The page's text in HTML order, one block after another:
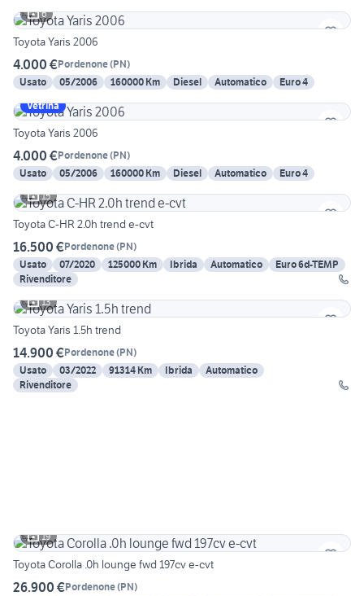
6
Toyota Yaris 2006
4.000 €Pordenone(PN)
Usato
05/2006 160000 Km Diesel Automatico
Euro 4
Vetrina
Toyota Yaris 2006
4.000 €Pordenone(PN)
Usato
05/2006 160000 Km Diesel Automatico
Euro 4
15
Toyota C-HR 2.0h trend e-cvt
16.500 €Pordenone(PN)
Usato
07/2020 125000 Km Ibrida Automatico
Euro 6d-TEMP
Rivenditore
13
Toyota Yaris 1.5h trend
14.900 €Pordenone(PN)
Usato
03/2022 91314 Km Ibrida
Automatico
Rivenditore
19
Toyota Corolla .0h lounge fwd 197cv e-cvt
26.900 €Pordenone(PN)